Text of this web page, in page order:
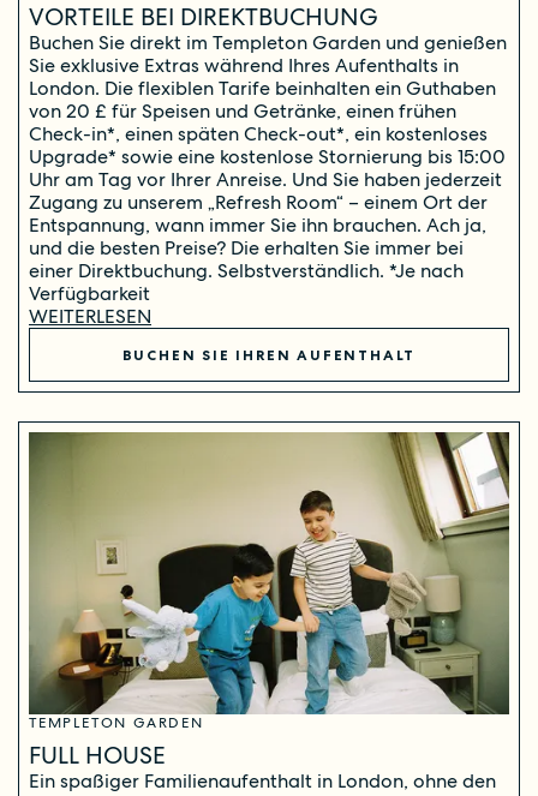
VORTEILE BEI DIREKTBUCHUNG
Buchen Sie direkt im Templeton Garden und genießen
Sie exklusive Extras während Ihres Aufenthalts in
London. Die flexiblen Tarife beinhalten ein Guthaben
von 20 £ für Speisen und Getränke, einen frühen
Check-in*, einen späten Check-out*, ein kostenloses
Upgrade* sowie eine kostenlose Stornierung bis 15:00
Uhr am Tag vor Ihrer Anreise. Und Sie haben jederzeit
Zugang zu unserem „Refresh Room“ – einem Ort der
Entspannung, wann immer Sie ihn brauchen. Ach ja,
und die besten Preise? Die erhalten Sie immer bei
einer Direktbuchung. Selbstverständlich. *Je nach
Verfügbarkeit
WEITERLESEN
BUCHEN SIE IHREN AUFENTHALT
TEMPLETON GARDEN
FULL HOUSE
Ein spaßiger Familienaufenthalt in London, ohne den